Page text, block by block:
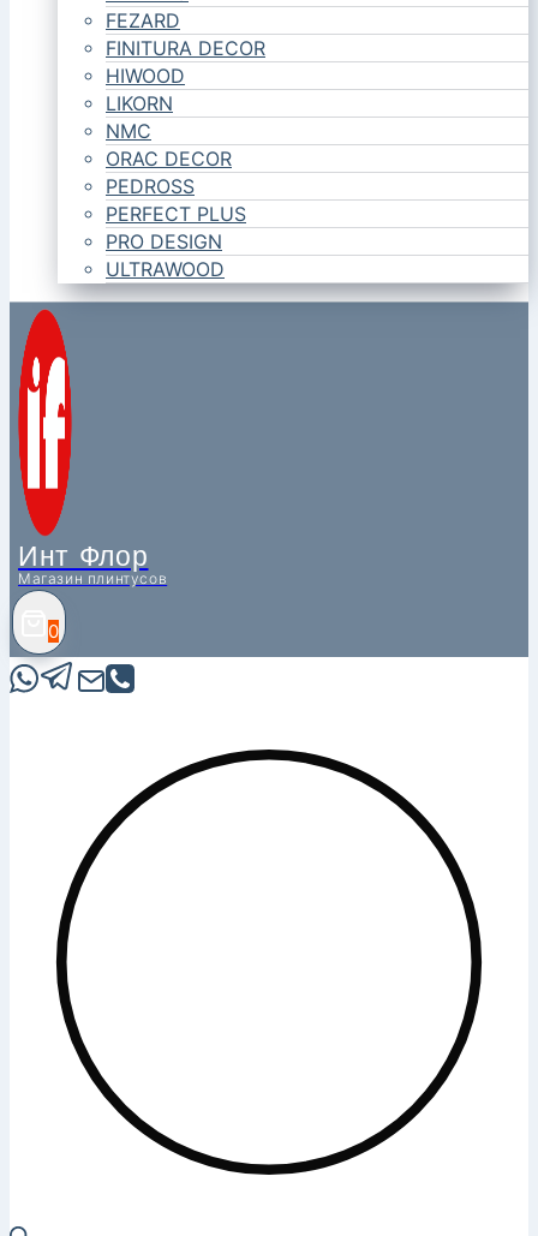
FEZARD
FINITURA DECOR
HIWOOD
LIKORN
NMC
ORAC DECOR
PEDROSS
PERFECT PLUS
PRO DESIGN
ULTRAWOOD
Инт Флор
Магазин плинтусов
0